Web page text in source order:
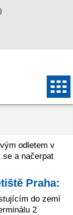
odletem v
a načerpat
Praha:
do zemí
2